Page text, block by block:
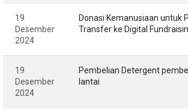
19
Desember
2024
Donasi Kemanusiaan untuk
Transfer ke Digital
19
Desember
2024
Pembelian Detergent
lantai